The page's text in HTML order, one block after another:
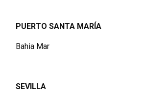
PUERTO SANTA MARÍA
Bahia Mar
SEVILLA